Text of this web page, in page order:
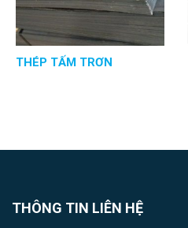
THÉP TẤM TRƠN
THÔNG TIN LIÊN HỆ